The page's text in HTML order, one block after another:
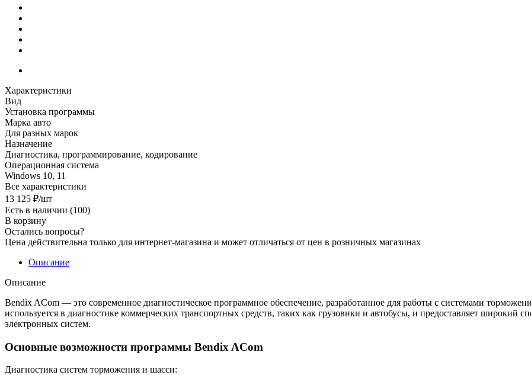
Характеристики
Вид
Установка программы
Марка авто
Для разных марок
Назначение
Диагностика, программирование, кодирование
Операционная система
Windows 10, 11
Все характеристики
13 125 ₽/шт
Есть в наличии (100)
В корзину
Остались вопросы?
Цена действительна только для интернет-магазина и может отличаться от цен в розничных магазинах
Описание
Описание
Bendix ACom — это современное диагностическое программное обеспечение, разработанное для работы с системами
используется в диагностике коммерческих транспортных средств, таких как грузовики и автобусы, и предоставляет широкий
электронных систем.
Основные возможности программы Bendix ACom
Диагностика систем торможения и шасси: